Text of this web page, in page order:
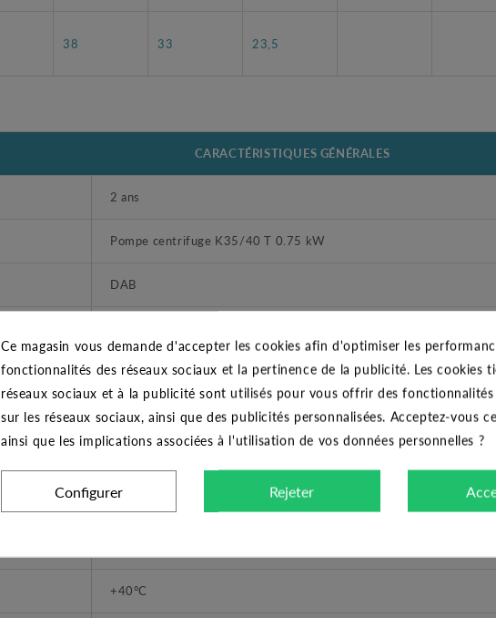
38 33 23,5
CARACTÉRISTIQUES GÉNÉRALES
2 ans
Pompe centrifuge K35/40 T 0.75 kW
DAB
1" ( 26/34)
Liquides propres, sans corps solides ou abrasifs, non agressifs.
Femelle taraudé
+40°C
Ce magasin vous demande d'accepter les cookies afin d'optimiser les
fonctionnalités des réseaux sociaux et la pertinence de la publicité. Les cookies
réseaux sociaux et à la publicité sont utilisés pour vous offrir des
sur les réseaux sociaux, ainsi que des publicités personnalisées. Acceptez-vous
ainsi que les implications associées à l'utilisation de vos données personnelles ?
Configurer Rejeter